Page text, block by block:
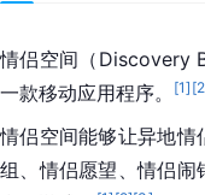
情侣空间（Discovery
一款移动应用程序。
[1] [2
情侣空间能够让异地情
组、情侣愿望、情侣闹